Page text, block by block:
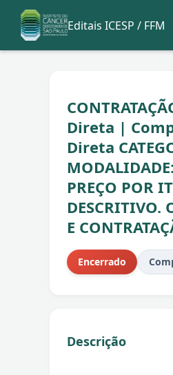
Editais ICESP / FFM
Direta |
Direta
PREÇO POR
DESCRITIVO.
E
Encerrado
Descrição